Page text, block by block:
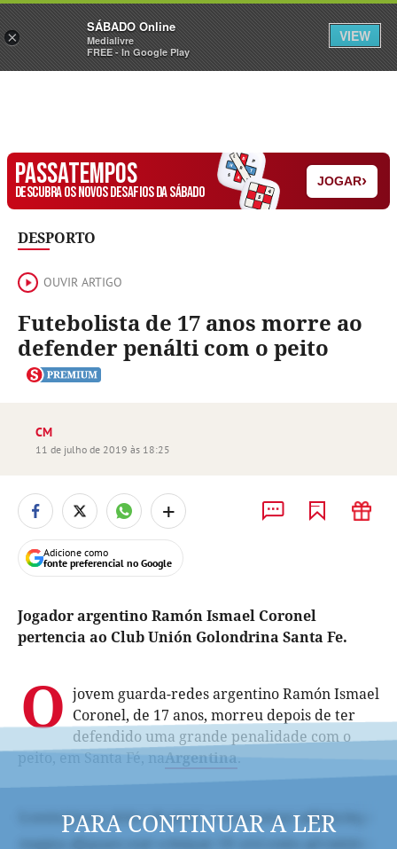
Sábado Assine Iniciar Sessão
PASSATEMPOS
DESCUBRA OS NOVOS DESAFIOS DA SÁBADO
JOGAR›
DESPORTO
OUVIR ARTIGO
Futebolista de 17 anos morre ao
defender penálti com o peito
CM
11 de julho de 2019 às 18:25
+
Adicione como
fonte preferencial no Google
Jogador argentino Ramón Ismael Coronel
pertencia ao Club Unión Golondrina Santa Fe.
O jovem guarda-redes argentino Ramón Ismael
Coronel, de 17 anos, morreu depois de ter
defendido uma grande penalidade com o
peito, em Santa Fé, naArgentina.
PARA CONTINUAR A LER
×
SÁBADO Online
Medialivre
FREE - In Google Play
VIEW